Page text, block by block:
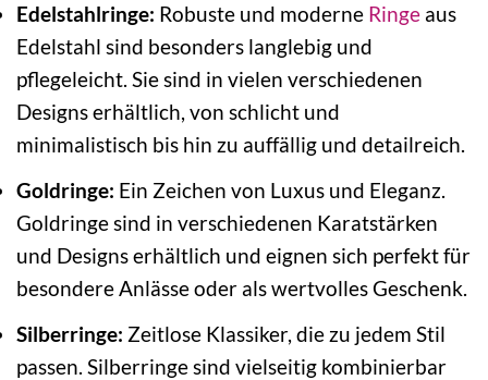
Edelstahlringe: Robuste und moderne Ringe aus
Edelstahl sind besonders langlebig und
pflegeleicht. Sie sind in vielen verschiedenen
Designs erhältlich, von schlicht und
minimalistisch bis hin zu auffällig und detailreich.
Goldringe: Ein Zeichen von Luxus und Eleganz.
Goldringe sind in verschiedenen Karatstärken
und Designs erhältlich und eignen sich perfekt für
besondere Anlässe oder als wertvolles Geschenk.
Silberringe: Zeitlose Klassiker, die zu jedem Stil
passen. Silberringe sind vielseitig kombinierbar